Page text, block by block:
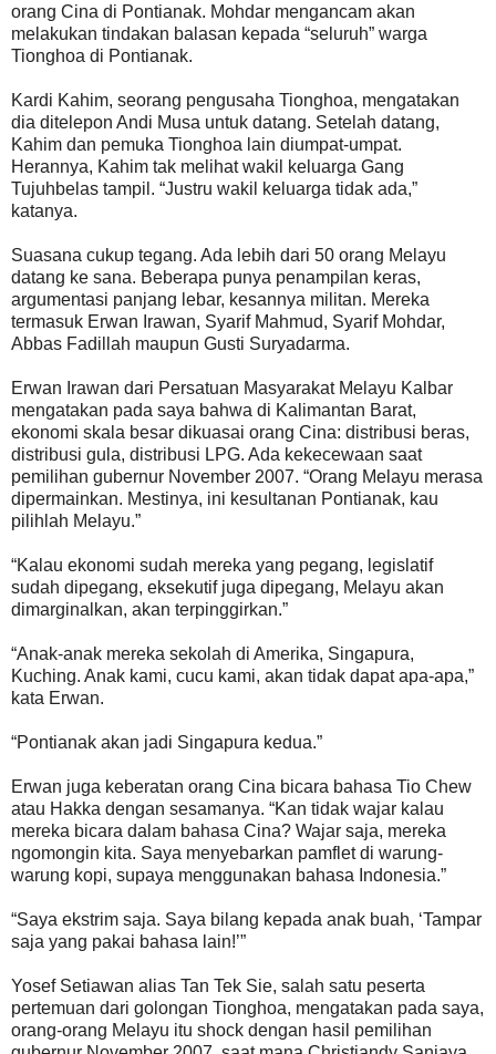
orang Cina di Pontianak. Mohdar mengancam akan
melakukan tindakan balasan kepada “seluruh” warga
Tionghoa di Pontianak.
Kardi Kahim, seorang pengusaha Tionghoa, mengatakan
dia ditelepon Andi Musa untuk datang. Setelah datang,
Kahim dan pemuka Tionghoa lain diumpat-umpat.
Herannya, Kahim tak melihat wakil keluarga Gang
Tujuhbelas tampil. “Justru wakil keluarga tidak ada,”
katanya.
Suasana cukup tegang. Ada lebih dari 50 orang Melayu
datang ke sana. Beberapa punya penampilan keras,
argumentasi panjang lebar, kesannya militan. Mereka
termasuk Erwan Irawan, Syarif Mahmud, Syarif Mohdar,
Abbas Fadillah maupun Gusti Suryadarma.
Erwan Irawan dari Persatuan Masyarakat Melayu Kalbar
mengatakan pada saya bahwa di Kalimantan Barat,
ekonomi skala besar dikuasai orang Cina: distribusi beras,
distribusi gula, distribusi LPG. Ada kekecewaan saat
pemilihan gubernur November 2007. “Orang Melayu merasa
dipermainkan. Mestinya, ini kesultanan Pontianak, kau
pilihlah Melayu.”
“Kalau ekonomi sudah mereka yang pegang, legislatif
sudah dipegang, eksekutif juga dipegang, Melayu akan
dimarginalkan, akan terpinggirkan.”
“Anak-anak mereka sekolah di Amerika, Singapura,
Kuching. Anak kami, cucu kami, akan tidak dapat apa-apa,”
kata Erwan.
“Pontianak akan jadi Singapura kedua.”
Erwan juga keberatan orang Cina bicara bahasa Tio Chew
atau Hakka dengan sesamanya. “Kan tidak wajar kalau
mereka bicara dalam bahasa Cina? Wajar saja, mereka
ngomongin kita. Saya menyebarkan pamflet di warung-
warung kopi, supaya menggunakan bahasa Indonesia.”
“Saya ekstrim saja. Saya bilang kepada anak buah, ‘Tampar
saja yang pakai bahasa lain!’”
Yosef Setiawan alias Tan Tek Sie, salah satu peserta
pertemuan dari golongan Tionghoa, mengatakan pada saya,
orang-orang Melayu itu shock dengan hasil pemilihan